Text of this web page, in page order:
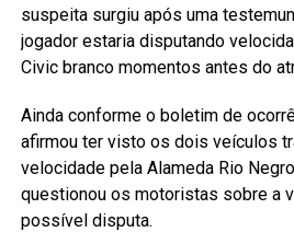
suspeita surgiu após uma
jogador estaria disputando
Civic branco momentos antes do
Ainda conforme o boletim de
afirmou ter visto os dois veículos
velocidade pela Alameda Rio
questionou os motoristas sobre a
possível disputa.